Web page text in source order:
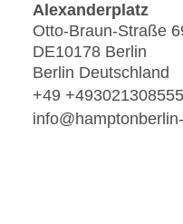
Alexanderplatz
Otto-Braun-Straße
DE10178 Berlin
Berlin Deutschland
+49 +493021308555